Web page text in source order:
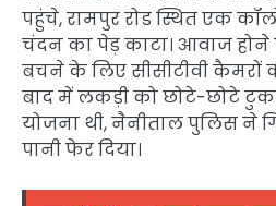
पहुंचे, रामपुर रोड स्थित एक
चंदन का पेड़ काटा। आवाज
बचने के लिए सीसीटीवी कैमरों
बाद में लकड़ी को छोटे-छोटे
योजना थी, नैनीताल पुलिस ने
पानी फेर दिया।